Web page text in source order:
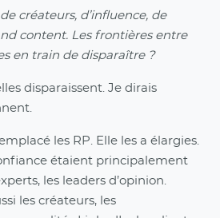
créateurs, d’influence, de
content. Les frontières entre
en train de disparaître ?
disparaissent. Je dirais
les RP. Elle les a élargies.
étaient principalement
les leaders d’opinion.
les créateurs, les